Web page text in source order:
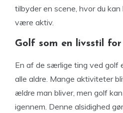
tilbyder en scene, hvor du
være aktiv.
Golf som en livsstil
En af de særlige ting ved golf
alle aldre. Mange aktiviteter
ældre man bliver, men golf
igennem. Denne alsidighed